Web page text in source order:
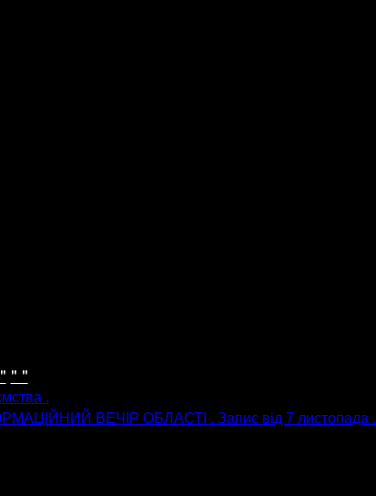
" "
.
ВЕЧІР ОБЛАСТІ . Запис від 7 листопада .